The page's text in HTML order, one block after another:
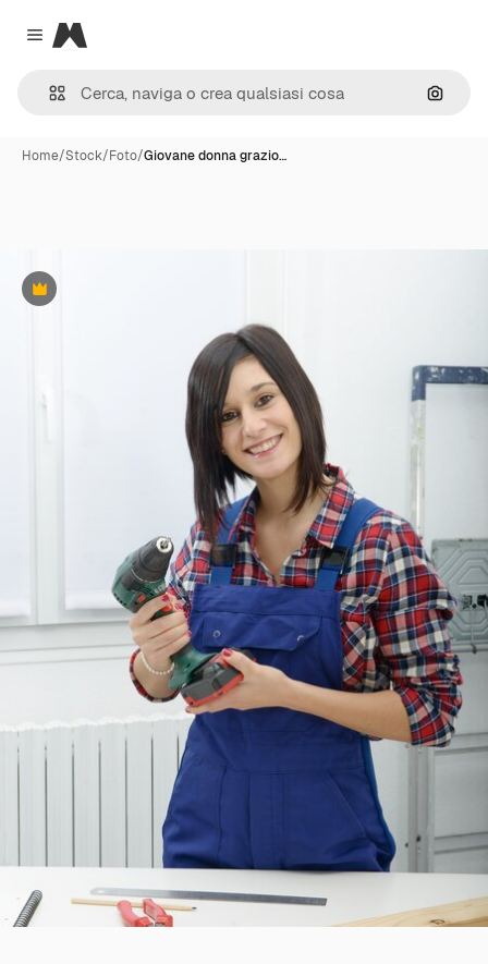
Close menu
Magnific
Cerca
Home/Stock/Foto/Giovane donna grazio…
Premium